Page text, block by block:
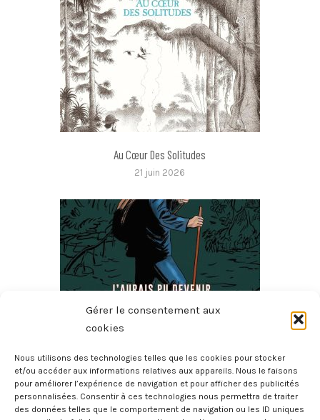
Gérer le consentement aux
cookies
Nous utilisons des technologies telles que les cookies pour stocker
et/ou accéder aux informations relatives aux appareils. Nous le faisons
pour améliorer l’expérience de navigation et pour afficher des publicités
personnalisées. Consentir à ces technologies nous permettra de traiter
des données telles que le comportement de navigation ou les ID uniques
Au Cœur Des Solitudes
21 juin 2026
J’aurais Pu Devenir Millionnaire, J’ai Choisi D’être
Vagabond
21 juin 2026